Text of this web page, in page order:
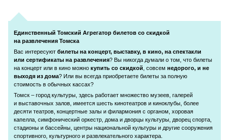
Единственный Томский Агрегатор билетов со скидкой
на развлечения Томска
Вас интересуют билеты на концерт, выставку, в кино, на спектакли
или сертификаты на развлечения? Вы никогда думали о том, что билеты
на концерт или в кино можно купить со скидкой , совсем недорого, и не
выходя из дома? Или вы всегда приобретаете билеты за полную
стоимость в обычных кассах?
Томск – город культуры, здесь работает множество музеев, галерей
и выставочных залов, имеется шесть кинотеатров и киноклубы, более
десяти театров, концертные залы и филармония с органом, хоровая
капелла, симфонический оркестр, дома и дворцы культуры, дворец спорта,
стадионы и бассейны, центры национальной культуры и другие сооружения
спортивного, культурного и развлекательного характера.